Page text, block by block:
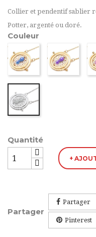
Collier et pendentif sablier
Potter, argenté ou doré.
Couleur
Bleu Violet
Argenté
Quantité
+
Partager
Partager
Pinterest